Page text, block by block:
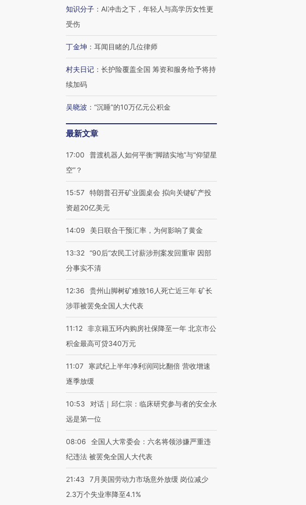
知识分子 ： AI冲击之下，年轻人与高学历女性更
受伤
丁金坤 ： 耳闻目睹的几位律师
村夫日记 ： 长护险覆盖全国 筹资和服务给予将持
续加码
吴晓波 ： “沉睡”的10万亿元公积金
最新文章
17:00
普渡机器人如何平衡“脚踏实地”与“仰望星
空”？
15:57 特朗普召开矿业圆桌会 拟向关键矿产投
资超20亿美元
14:09 美日联合干预汇率，为何影响了黄金
13:32 “90后”农民工讨薪涉刑案发回重审 因部
分事实不清
12:36
贵州山脚树矿难致16人死亡近三年 矿长
涉罪被罢免全国人大代表
11:12 非京籍五环内购房社保降至一年 北京市公
积金最高可贷340万元
11:07
寒武纪上半年净利润同比翻倍 营收增速
逐季放缓
10:53
对话｜邱仁宗：临床研究参与者的安全永
远是第一位
08:06
全国人大常委会：六名将领涉嫌严重违
纪违法 被罢免全国人大代表
21:43
7月美国劳动力市场意外放缓 岗位减少
2.3万个失业率降至4.1%